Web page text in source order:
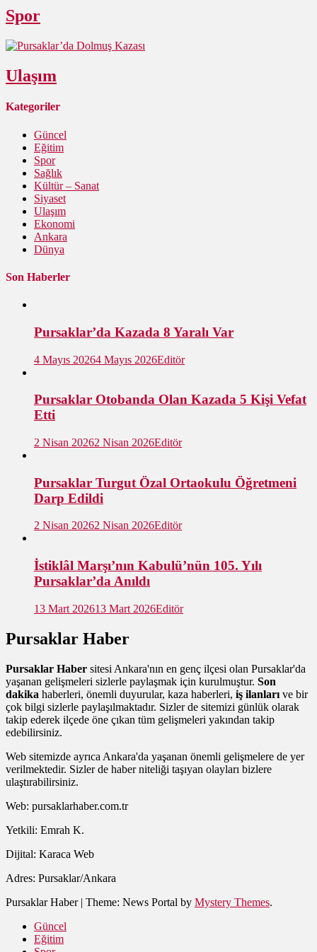
Spor
Ulaşım
Kategoriler
Güncel
Eğitim
Spor
Sağlık
Kültür – Sanat
Siyaset
Ulaşım
Ekonomi
Ankara
Dünya
Son Haberler
Pursaklar’da Kazada 8 Yaralı Var
4 Mayıs 20264 Mayıs 2026Editör
Pursaklar Otobanda Olan Kazada 5 Kişi Vefat
Etti
2 Nisan 20262 Nisan 2026Editör
Pursaklar Turgut Özal Ortaokulu Öğretmeni
Darp Edildi
2 Nisan 20262 Nisan 2026Editör
İstiklâl Marşı’nın Kabulü’nün 105. Yılı
Pursaklar’da Anıldı
13 Mart 202613 Mart 2026Editör
Pursaklar Haber
Pursaklar Haber sitesi Ankara'nın en genç ilçesi olan Pursaklar'da
yaşanan gelişmeleri sizlerle paylaşmak için kurulmuştur. Son
dakika haberleri, önemli duyurular, kaza haberleri, iş ilanları ve bir
çok bilgi sizlerle paylaşılmaktadır. Sizler de sitemizi günlük olarak
takip ederek ilçede öne çıkan tüm gelişmeleri yakından takip
edebilirsiniz.
Web sitemizde ayrıca Ankara'da yaşanan önemli gelişmelere de yer
verilmektedir. Sizler de haber niteliği taşıyan olayları bizlere
ulaştırabilirsiniz.
Web: pursaklarhaber.com.tr
Yetkili: Emrah K.
Dijital: Karaca Web
Adres: Pursaklar/Ankara
Pursaklar Haber | Theme: News Portal by Mystery Themes.
Güncel
Eğitim